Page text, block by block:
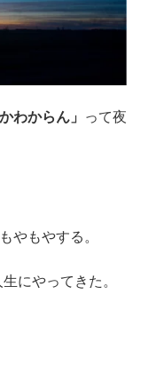
わからん」
って夜
やもやする。
にやってきた。